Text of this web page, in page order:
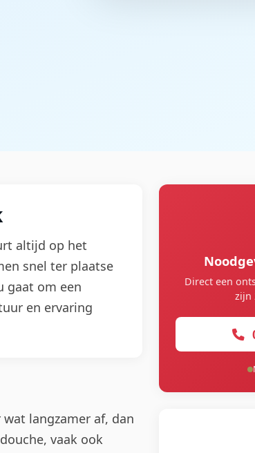
altijd op het
snel ter plaatse
gaat om een
en ervaring
langzamer af, dan
vaak ook
Direct een
zijn